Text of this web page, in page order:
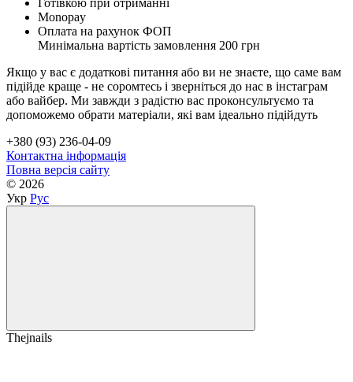
Monopay
Оплата на рахунок ФОП
Минімальна вартість замовлення 200 грн
Якщо у вас є додаткові питання або ви не знаєте, що саме вам
підійде краще - не соромтесь і зверніться до нас в інстаграм
або вайбер. Ми завжди з радістю вас проконсультуємо та
допоможемо обрати матеріали, які вам ідеально підійдуть
+380 (93) 236-04-09
Контактна інформація
Повна версія сайту
© 2026
Укр Рус
Thejnails